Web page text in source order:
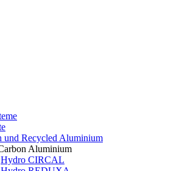
und Recycled Aluminium
Aluminium
Hydro CIRCAL